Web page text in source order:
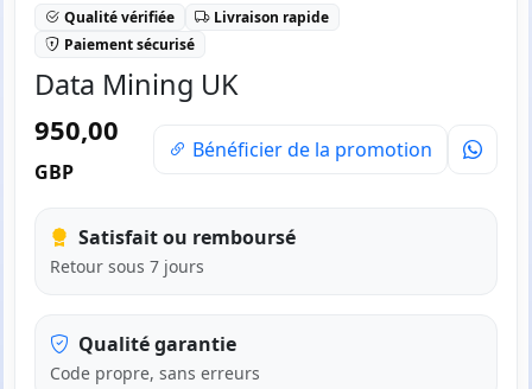
Qualité vérifiée
Livraison rapide
Paiement sécurisé
Data Mining UK
950,00
GBP
Bénéficier de la promotion
Satisfait ou remboursé
Retour sous 7 jours
Qualité garantie
Code propre, sans erreurs